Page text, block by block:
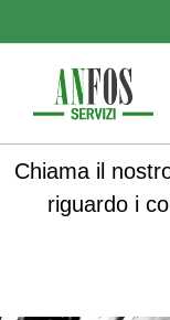
Chiama il
riguardo i